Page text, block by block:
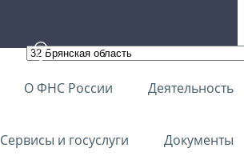
О ФНС России Деятельность
Сервисы и госуслуги Документы